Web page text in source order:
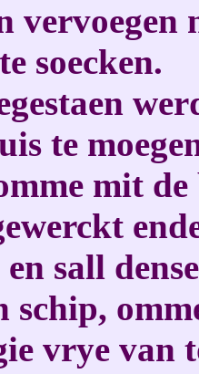
vervoegen
soecken.
te
mit
sall
schip,
vrye van